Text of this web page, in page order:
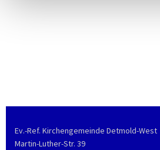
Ev.-Ref. Kirchengemeinde Detmold-West
Martin-Luther-Str. 39